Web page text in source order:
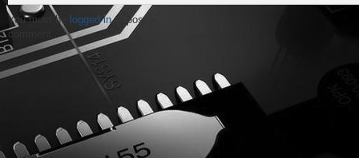
You must be logged into post a
comment.